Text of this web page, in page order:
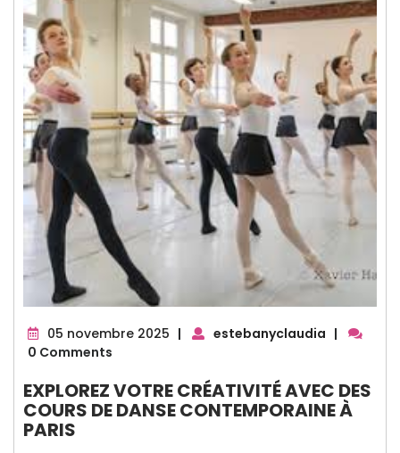
05 novembre 2025 05
| estebanyclaudia |
0 Comments
EXPLOREZ VOTRE CRÉATIVITÉ AVEC DES
COURS DE DANSE CONTEMPORAINE À
PARIS